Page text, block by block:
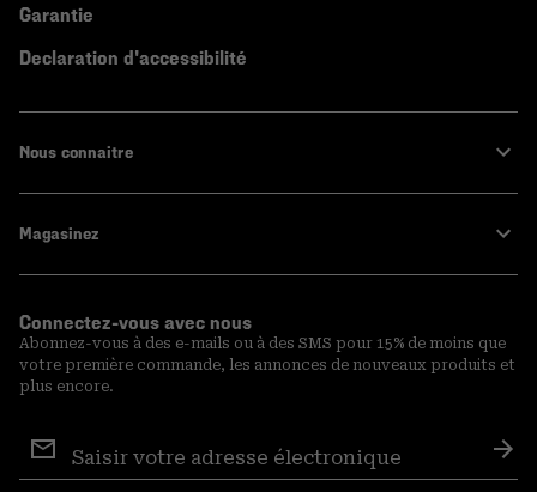
Garantie
Declaration d'accessibilité
Nous connaitre
Magasinez
Connectez-vous avec nous
Abonnez-vous à des e-mails ou à des SMS pour 15% de moins que
votre première commande, les annonces de nouveaux produits et
plus encore.
aux
courriels